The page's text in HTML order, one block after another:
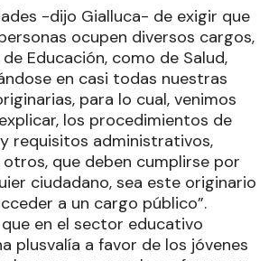
-dijo Gialluca- de exigir que
ocupen diversos cargos,
Educación, como de Salud,
en casi todas nuestras
para lo cual, venimos
los procedimientos de
requisitos administrativos,
que deben cumplirse por
ciudadano, sea este originario
a un cargo público”.
en el sector educativo
plusvalía a favor de los jóvenes